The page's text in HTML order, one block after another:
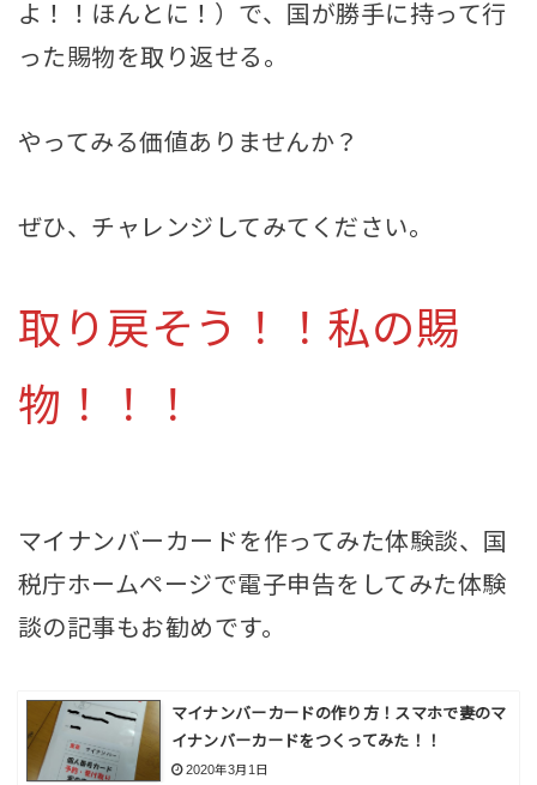
よ！！ほんとに！）で、国が勝手に持って行
った賜物を取り返せる。
やってみる価値ありませんか？
ぜひ、チャレンジしてみてください。
取り戻そう！！私の賜
物！！！
マイナンバーカードを作ってみた体験談、国
税庁ホームページで電子申告をしてみた体験
談の記事もお勧めです。
マイナンバーカードの作り方！スマホで妻のマ
イナンバーカードをつくってみた！！
2020年3月1日